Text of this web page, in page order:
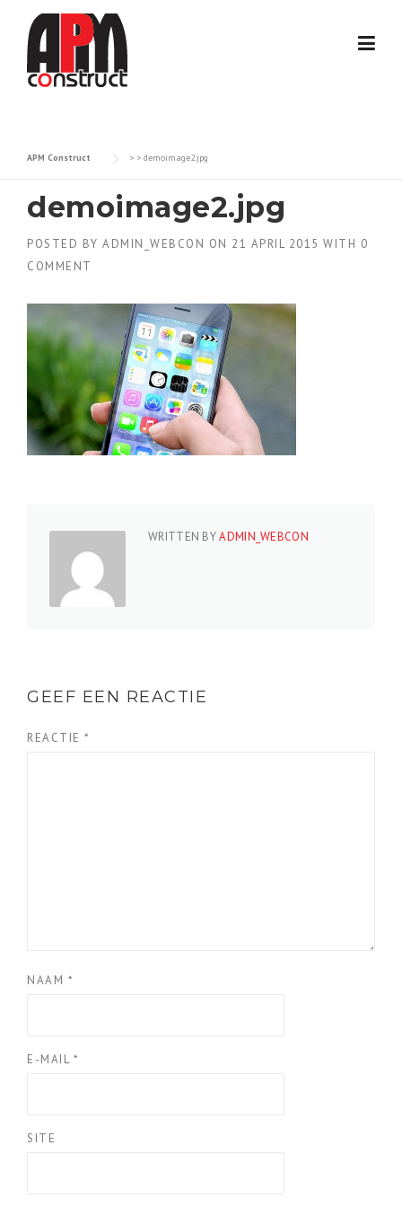
content
APM Construct > > demoimage2.jpg
demoimage2.jpg
POSTED BY ADMIN_WEBCON ON 21 APRIL 2015 WITH 0
COMMENT
WRITTEN BYADMIN_WEBCON
GEEF EEN REACTIE
REACTIE *
NAAM *
E-MAIL *
SITE